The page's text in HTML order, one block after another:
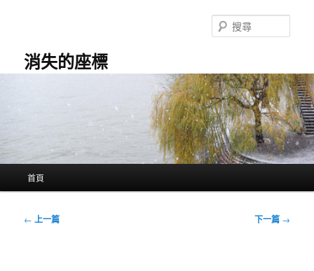
消失的座標
尋
首頁
文
← 上一篇 下一篇 →